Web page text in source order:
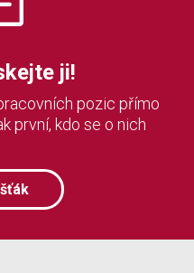
ji!
pozic přímo
první, kdo se o nich